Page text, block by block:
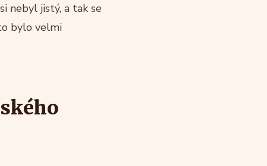
nebyl jistý, a tak se
bylo velmi